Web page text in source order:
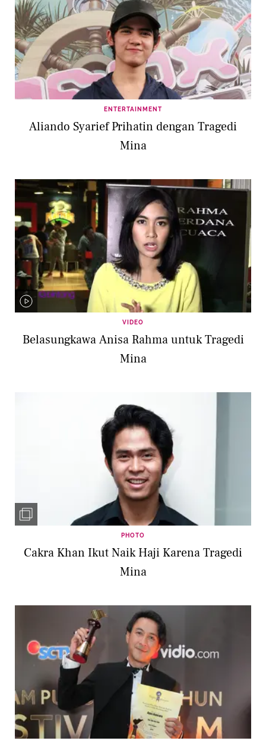
ENTERTAINMENT
Aliando Syarief Prihatin dengan Tragedi
Mina
VIDEO
Belasungkawa Anisa Rahma untuk Tragedi
Mina
PHOTO
Cakra Khan Ikut Naik Haji Karena Tragedi
Mina